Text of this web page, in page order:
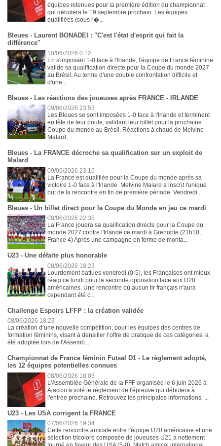
équipes retenues pour la première édition du championnat
qui débutera le 19 septembre prochain. Les équipes
qualifiées (sous r�...
Bleues - Laurent BONADEI : "C'est l'état d'esprit qui fait la
différence"
10/06/2026 0:12
En s'imposant 1-0 face à l'Irlande, l'équipe de France féminine
valide sa qualification directe pour la Coupe du monde 2027
au Brésil. Au terme d'une double confrontation difficile et
d'une...
Bleues - Les réactions des joueuses après FRANCE - IRLANDE
09/06/2026 23:53
Les Bleues se sont imposées 1-0 face à l'Irlande et terminent
en tête de leur poule, validant leur billet pour la prochaine
Coupe du monde au Brésil. Réactions à chaud de Melvine
Malard, ...
Bleues - La FRANCE décroche sa qualification sur un exploit de
Malard
09/06/2026 23:16
La France est qualifiée pour la Coupe du monde après sa
victoire 1-0 face à l'Irlande. Melvine Malard a inscrit l'unique
but de la rencontre en fin de première période. Vendredi...
Bleues - Un billet direct pour la Coupe du Monde en jeu ce mardi
08/06/2026 22:35
La France jouera sa qualification directe pour la Coupe du
monde 2027 contre l'Irlande ce mardi à Grenoble (21h10,
France 4) Après une campagne en forme de monta...
U23 - Une défaite plus honorable
08/06/2026 18:23
Lourdement battues vendredi (0-5), les Françaises ont mieux
réagi ce lundi pour la seconde opposition face aux U20
américaines. Une rencontre où aucun tir français n'aura
cependant été c...
Challenge Espoirs LFFP : la création validée
08/06/2026 18:23
La création d’une nouvelle compétition, pour les équipes des centres de
formation féminins, visant à densifier l’offre de pratique de ces catégories, a
été adoptée lors de l'Assemb...
Championnat de France féminin Futsal D1 - Le règlement adopté,
les 12 équipes potentielles connues
08/06/2026 18:03
L'Assemblée Générale de la FFF organisée le 6 juin 2026 à
Ajaccio a voté le règlement de l'épreuve qui débutera à
l'entrée prochaine. Retrouvez les principales informations. ...
U23 - Les USA corrigent la FRANCE
07/06/2026 19:34
Cette rencontre amicale entre l'équipe U20 américaine et une
sélection tricolore composée de joueuses U21 a nettement